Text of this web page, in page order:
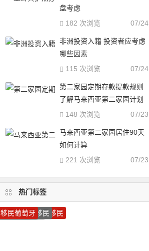
盘考虑
07/24
182 次浏览
非洲投资入籍 投资者应考虑
哪些因素
07/24
115 次浏览
第二家园定期存款提款规则
了解马来西亚第二家园计划
07/23
148 次浏览
马来西亚第二家园居住90天
如何计算
07/23
221 次浏览
热门标签
圣卢西亚护照
多米尼克护照
葡萄牙移民
马耳他移民
圣基茨移民
加拿大技术移民
加拿大移民
加拿大雇主担保移民
马耳他护照
圣卢西亚移民
移民加拿大
移民希腊
瓦努阿图护照
圣基茨护照
美国移民
希腊移民
瓦努阿图移民
希腊投资移民
葡萄牙投资移民
移民葡萄牙